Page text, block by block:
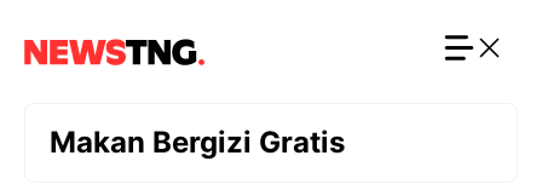
Makan Bergizi Gratis